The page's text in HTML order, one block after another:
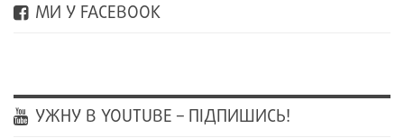
МИ У FACEBOOK
УЖНУ В YOUTUBE – ПІДПИШИСЬ!